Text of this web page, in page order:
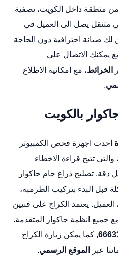
منطقة داخل الكويت، تصفية
متنقل يصل الى العميل في
صيانة احترافية دون الحاجة
يمكنك الاتصال على
الخرائط، مع امكانية الاطلاع
.
بالكويت
احدث اجهزة فحص الكمبيوتر
تتيح قراءة الاخطاء
دقة. تصليح ذراع جام جاكوار
قبل البدء بتركيب الطرمبة،
يعتمد الكراج على فنيين
جميع انظمة جاكوار المتقدمة.
, كما يمكن زيارة الكراج
عبر الموقع الرسمي.